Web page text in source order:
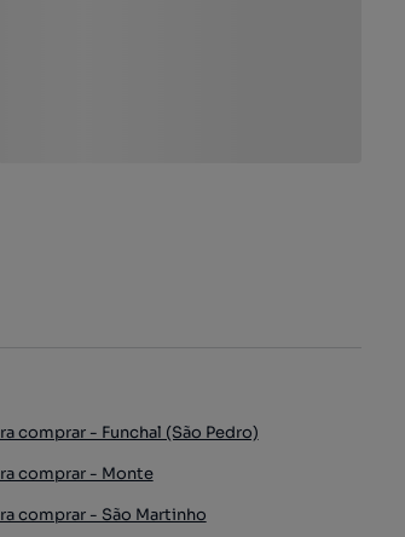
comprar - Funchal (São Pedro)
comprar - Monte
comprar - São Martinho